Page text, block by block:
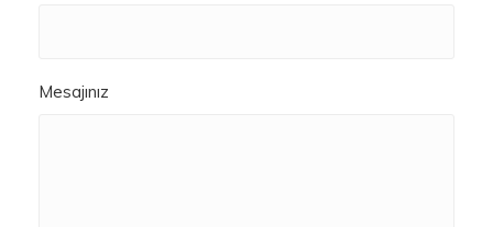
Mesajınız